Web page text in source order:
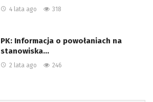
4 lata ago 318
PK: Informacja o powołaniach na
stanowiska…
2 lata ago 246